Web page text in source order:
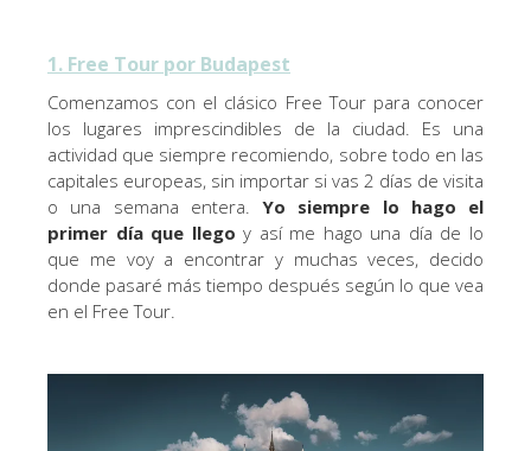
1. Free Tour por Budapest
Comenzamos con el clásico Free Tour para conocer
los lugares imprescindibles de la ciudad. Es una
actividad que siempre recomiendo, sobre todo en las
capitales europeas, sin importar si vas 2 días de visita
o una semana entera. Yo siempre lo hago el
primer día que llego y así me hago una día de lo
que me voy a encontrar y muchas veces, decido
donde pasaré más tiempo después según lo que vea
en el Free Tour.